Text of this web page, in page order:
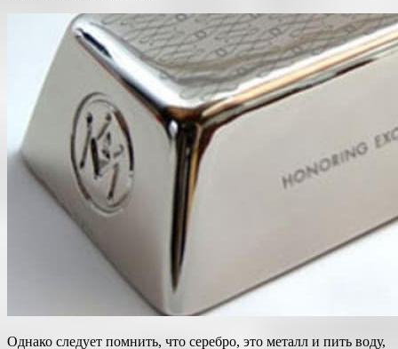
Однако следует помнить, что серебро, это металл и пить воду,